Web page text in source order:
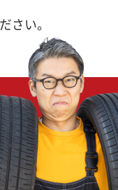
さい。